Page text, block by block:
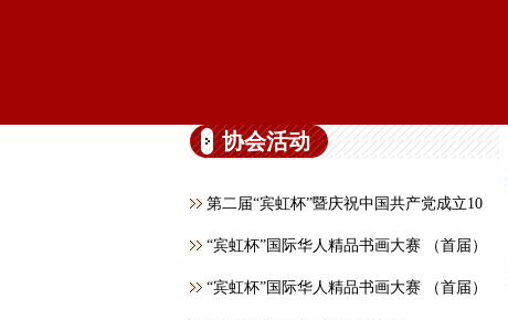
协会活动
第二届“宾虹杯”暨庆祝中国共产党成立10
“宾虹杯”国际华人精品书画大赛 （首届）
“宾虹杯”国际华人精品书画大赛 （首届）